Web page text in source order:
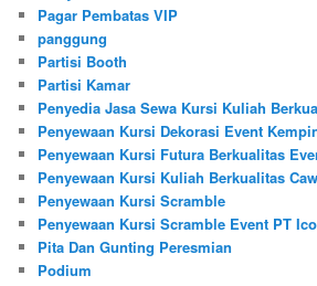
Pagar Pembatas VIP
panggung
Partisi Booth
Partisi Kamar
Penyedia Jasa Sewa Kursi Kuliah
Penyewaan Kursi Dekorasi Event
Penyewaan Kursi Futura Berkualitas
Penyewaan Kursi Kuliah Berkualitas
Penyewaan Kursi Scramble
Penyewaan Kursi Scramble Event PT
Pita Dan Gunting Peresmian
Podium